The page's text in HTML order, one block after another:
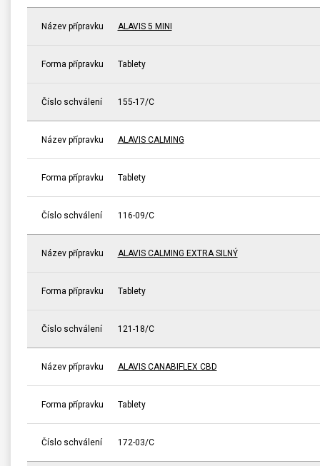
Název přípravku ALAVIS 5 MINI
Forma přípravku Tablety
Číslo schválení 155-17/C
Název přípravku ALAVIS CALMING
Forma přípravku Tablety
Číslo schválení 116-09/C
Název přípravku ALAVIS CALMING EXTRA SILNÝ
Forma přípravku Tablety
Číslo schválení 121-18/C
Název přípravku ALAVIS CANABIFLEX CBD
Forma přípravku Tablety
Číslo schválení 172-03/C